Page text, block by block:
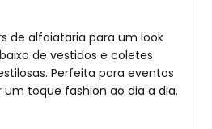
de alfaiataria para um look
de vestidos e coletes
Perfeita para eventos
toque fashion ao dia a dia.